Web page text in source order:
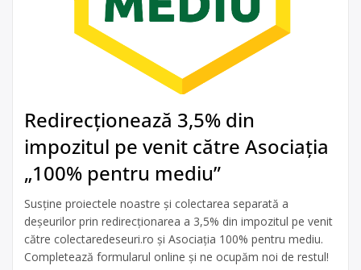
Redirecționează 3,5% din
impozitul pe venit către Asociația
„100% pentru mediu”
Susține proiectele noastre și colectarea separată a
deșeurilor prin redirecționarea a 3,5% din impozitul pe venit
către colectaredeseuri.ro și Asociația 100% pentru mediu.
Completează formularul online și ne ocupăm noi de restul!